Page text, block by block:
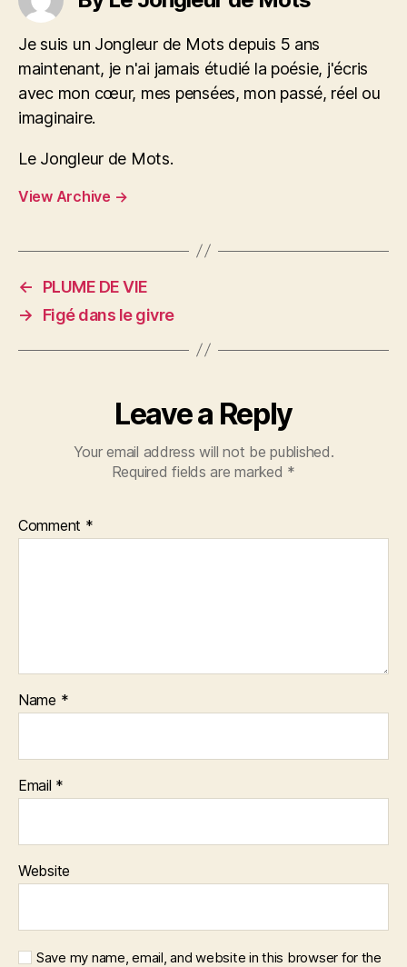
Je suis un Jongleur de Mots depuis 5 ans
maintenant, je n'ai jamais étudié la poésie, j'écris
avec mon cœur, mes pensées, mon passé, réel ou
imaginaire.
Le Jongleur de Mots.
View Archive →
←
PLUME DE VIE
→
Figé dans le givre
Leave a Reply
Your email address will not be published.
Required fields are marked *
Comment *
Name *
Email *
Website
Save my name, email, and website in this browser for the